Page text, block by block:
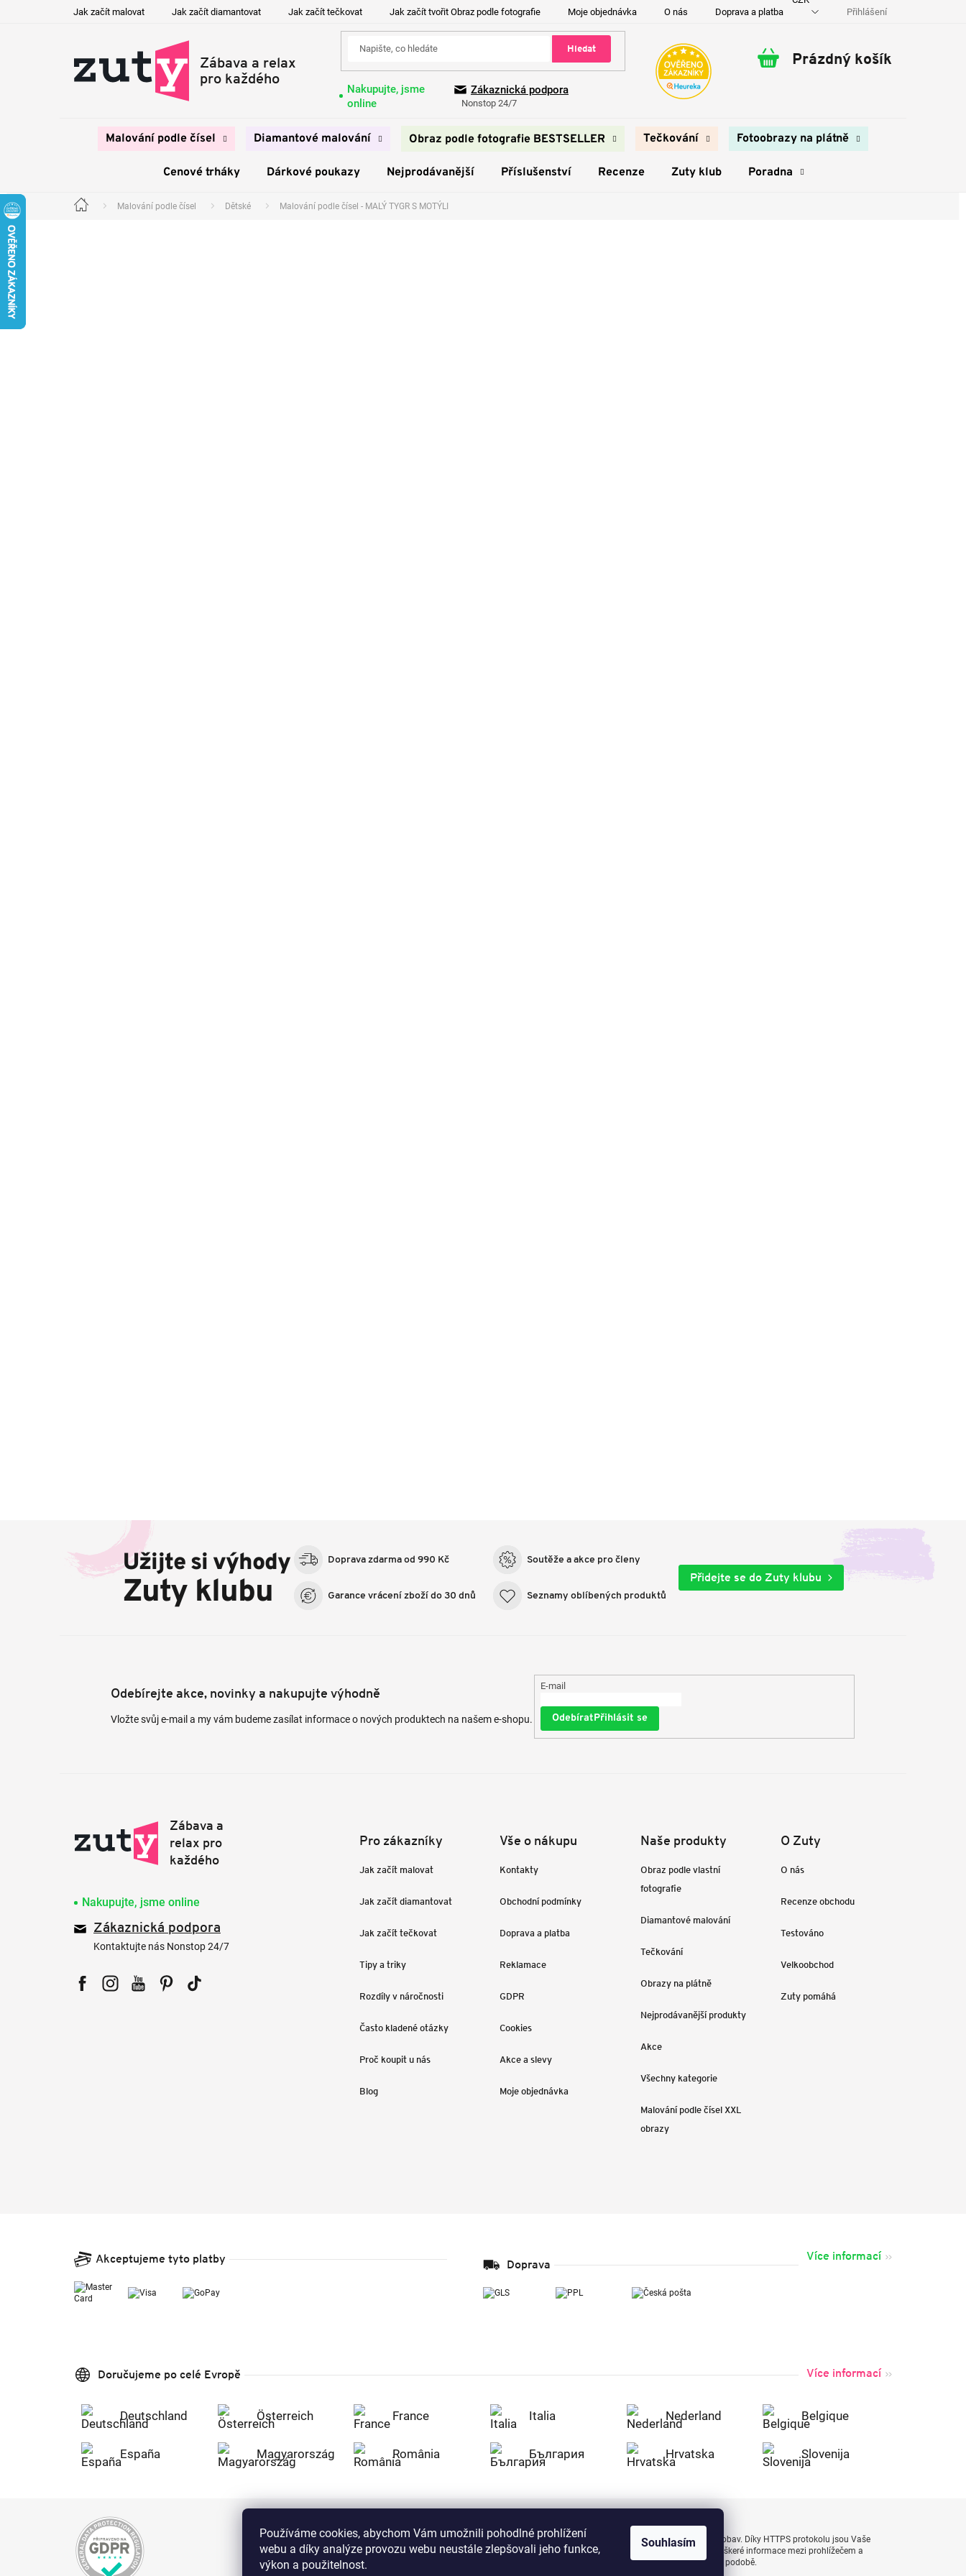
Používáme cookies, abychom Vám umožnili pohodlné prohlížení
webu a díky analýze provozu webu neustále zlepšovali jeho funkce,
výkon a použitelnost.
Souhlasím
Jak začít malovat Jak začít diamantovat Jak začít tečkovat Jak začít tvořit Obraz podle fotografie Moje objednávka O nás Doprava a platba Kontakty Přihlášení
Hledat
Nakupujte, jsme
online
Zákaznická podpora
Nonstop 24/7
Nákupní
Prázdný košík
Malování podle čísel Diamantové malování Obraz podle fotografie BESTSELLER Tečkování Fotoobrazy na plátně
Cenové trháky Dárkové poukazy Nejprodávanější Příslušenství Recenze Zuty klub Poradna
Domů Malování podle čísel Dětské Malování podle čísel - MALÝ TYGR S MOTÝLI
Užijte si výhody
Zuty klubu
Doprava zdarma od 990 Kč
Garance vrácení zboží do 30 dnů
Soutěže a akce pro členy
Seznamy oblíbených produktů
Přidejte se do Zuty klubu
Odebírejte akce, novinky a nakupujte výhodně
Vložte svůj e-mail a my vám budeme zasílat informace o nových produktech na našem e-shopu.
E-mail
Přihlásit se
Nakupujte, jsme online
Zákaznická podpora
Kontaktujte nás Nonstop 24/7
Pro zákazníky
Jak začít malovat
Jak začít diamantovat
Jak začít tečkovat
Tipy a triky
Rozdíly v náročnosti
Často kladené otázky
Proč koupit u nás
Blog
Vše o nákupu
Kontakty
Obchodní podmínky
Doprava a platba
Reklamace
GDPR
Cookies
Akce a slevy
Moje objednávka
Naše produkty
Obraz podle vlastní
fotografie
Diamantové malování
Tečkování
Obrazy na plátně
Nejprodávanější produkty
Akce
Všechny kategorie
Malování podle čísel XXL
obrazy
O Zuty
O nás
Recenze obchodu
Testováno
Velkoobchod
Zuty pomáhá
Akceptujeme tyto platby Doprava
Více informací
Doručujeme po celé Evropě Více informací
Deutschland Österreich France Italia Nederland Belgique
España Magyarország România България Hrvatska Slovenija
Nakupujte na Zuty bezpečně a bez obav. Díky HTTPS protokolu jsou Vaše
citlivá data v naprostém bezpečí, veškeré informace mezi prohlížečem a
serverem se přenášejí v zašifrované podobě.